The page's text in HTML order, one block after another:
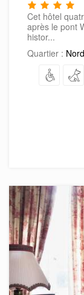
Cet hôtel
après le pont
histor...
Quartier : Nord